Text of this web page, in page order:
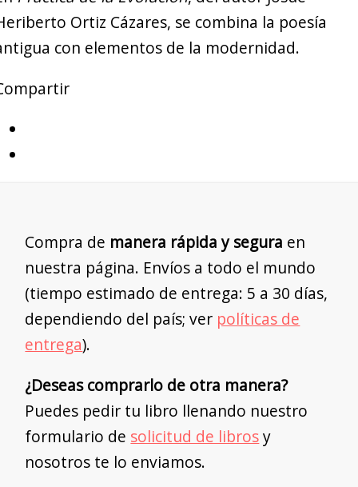
Ortiz Cázares, se combina la poesía
con elementos de la modernidad.
Compra de manera rápida y segura en
nuestra página. Envíos a todo el mundo
(tiempo estimado de entrega: 5 a 30 días,
dependiendo del país; ver políticas de
entrega).
¿Deseas comprarlo de otra manera?
Puedes pedir tu libro llenando nuestro
formulario de solicitud de librosy
nosotros te lo enviamos.